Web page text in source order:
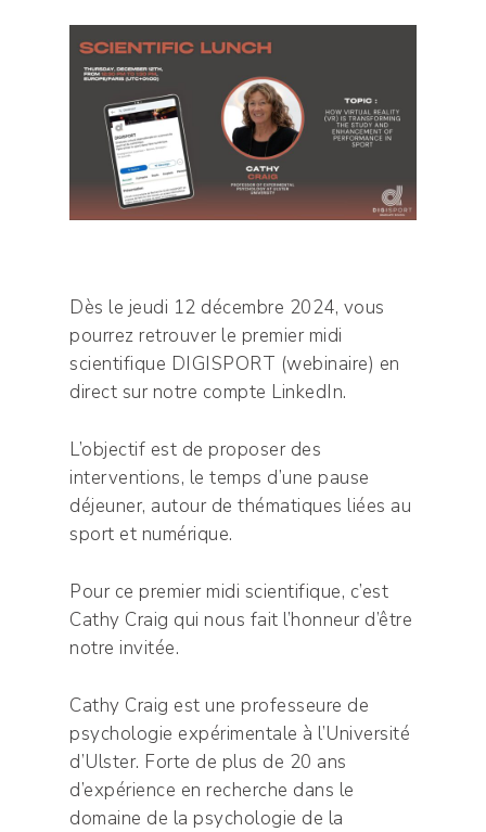
Dès le jeudi 12 décembre 2024, vous
pourrez retrouver le premier midi
scientifique DIGISPORT (webinaire) en
direct sur notre compte LinkedIn.
L’objectif est de proposer des
interventions, le temps d’une pause
déjeuner, autour de thématiques liées au
sport et numérique.
Pour ce premier midi scientifique, c’est
Cathy Craig qui nous fait l’honneur d’être
notre invitée.
Cathy Craig est une professeure de
psychologie expérimentale à l’Université
d’Ulster. Forte de plus de 20 ans
d’expérience en recherche dans le
domaine de la psychologie de la